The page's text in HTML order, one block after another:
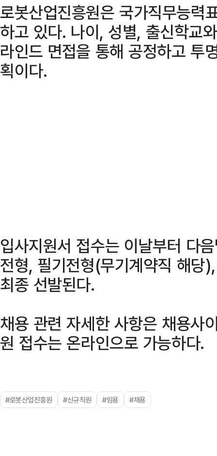
로봇산업진흥원은 국가직무능
하고 있다. 나이, 성별, 출신학교
라인드 면접을 통해 공정하고 투
획이다.
입사지원서 접수는 이날부터 다
전형, 필기전형(무기계약직 해당
최종 선발된다.
채용 관련 자세한 사항은 채용사
원 접수는 온라인으로 가능하다.
#로봇산업진흥원 #신규직원 #임용 #채용